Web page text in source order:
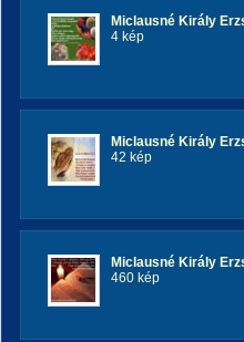
Miclausné Király
4 kép
Miclausné Király
42 kép
Miclausné Király
460 kép